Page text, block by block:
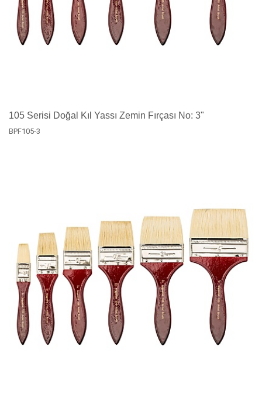
105 Serisi Doğal Kıl Yassı Zemin Fırçası No: 3"
BPF105-3